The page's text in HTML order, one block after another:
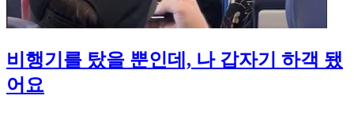
비행기를 탔을 뿐인데, 나 갑자기 하객 됐
어요